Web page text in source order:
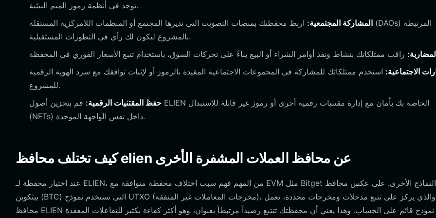
توجد في أنظمة رموز الميم البيئية.
المشاركة المجتمعية: اربط محفظتك بمنصات التصويت التي تديرها المجتمع أو المنظمات اللامركزية المستقلة (DAOs) المرتبطة
بالمشروع ليكون لك رأي في التطورات المستقبلية.
الاجتماعية: استخدم ممتلكاتك للمشاركة في المجموعات الاجتماعية المقيدة بالرموز أو لإثبات توافقك مع سرد الهوية الرقمية
للمشروع.
حفظ المقتنيات الرقمية: قم بتخزين أصول ELIEN الخاصة بك بأمان مع إدارة مقتنيات رقمية أخرى أو رموز غير قابلة للاستبدال
(NFTs) داخل نفس الواجهة الموحدة.
كيف تختلف محافظ elien عن محافظ العملات المشفرة الأخرى
عند اختيار محفظة لـ ELIEN، من المهم فهم سبب اختلاف محفظة متوافقة مع EVM مثل Bitget عن النماذج الأخرى. على عكس محافظ
بيتكوين (BTC) التي تستخدم نموذج UTXO (مخرجات المعاملات غير المنفقة)، والذي يركز على تتبع مدخلات ومخرجات محددة، تعمل
محافظ ELIEN على نموذج قائم على الحساب. وهذا يعني أن محفظتك تتتبع رصيداً مرتبطاً بعنوان، وهو أكثر كفاءة بكثير للتفاعلات المعقدة